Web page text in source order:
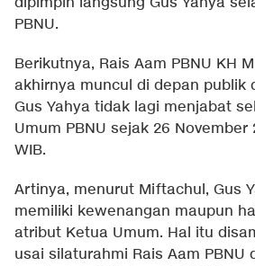
PBNU.
Berikutnya, Rais Aam PBNU KH
akhirnya muncul di depan publik
Gus Yahya tidak lagi menjabat
Umum PBNU sejak 26 November
WIB.
Artinya, menurut Miftachul, Gus
memiliki kewenangan maupun
atribut Ketua Umum. Hal itu
usai silaturahmi Rais Aam PBNU